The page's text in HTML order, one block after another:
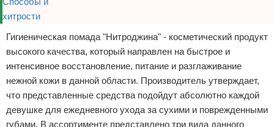
Гигиеническая помада "Нитроджина" - косметический продукт
высокого качества, который направлен на быстрое и
интенсивное восстановление, питание и разглаживание
нежной кожи в данной области. Производитель утверждает,
что представленные средства подойдут абсолютно каждой
девушке для ежедневного ухода за сухими и поврежденными
губами. В ассортименте представлено три вида данного